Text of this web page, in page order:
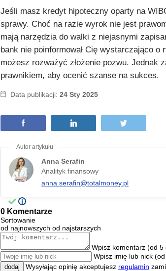
Jeśli masz kredyt hipoteczny oparty na
sprawy. Choć na razie wyrok nie jest
mają narzędzia do walki z niejasnymi
bank nie poinformował Cię wystarczająco
możesz rozważyć złożenie pozwu. Jednak
prawnikiem, aby ocenić szanse na sukces.
Data publikacji:24 Sty 2025
Anna Serafin
Analityk finansowy
anna.serafin@totalmoney.pl
0 Komentarze
Sortowanie
od najnowszych od najstarszych
Wpisz komentarz (od 5
Wpisz imię lub nick
dodaj Wysyłając opinię akceptujesz regulamin